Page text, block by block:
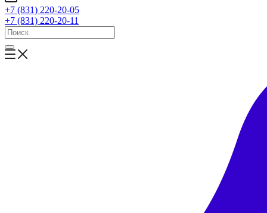
+7 (831) 220-20-05
+7 (831) 220-20-11